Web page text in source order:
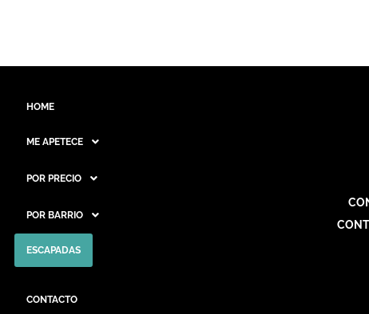
HOME
ME APETECE
POR PRECIO
POR BARRIO
ESCAPADAS
CONTACTO